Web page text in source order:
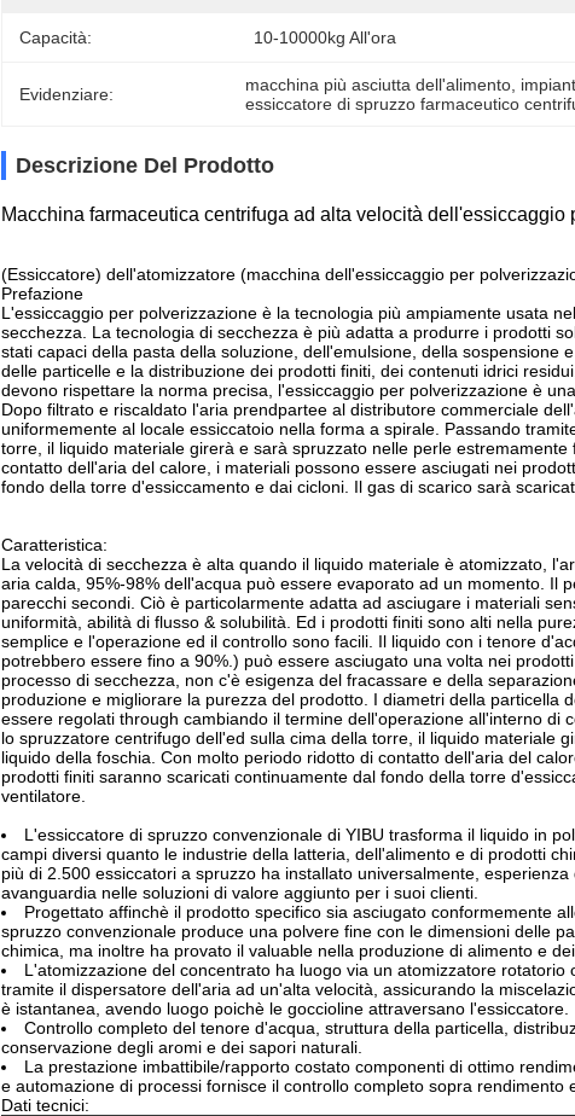
Capacità: 10-10000kg All'ora
Evidenziare: macchina più asciutta dell'alimento
essiccatore di spruzzo farmaceutico
Descrizione Del Prodotto
Macchina farmaceutica centrifuga ad alta velocità
(Essiccatore) dell'atomizzatore (macchina dell'essiccaggio per
Prefazione
L'essiccaggio per polverizzazione è la tecnologia più ampiamente usata
secchezza. La tecnologia di secchezza è più adatta a produrre i prodotti
stati capaci della pasta della soluzione, dell'emulsione, della sospensione
delle particelle e la distribuzione dei prodotti finiti, dei contenuti idrici
devono rispettare la norma precisa, l'essiccaggio per polverizzazione è
Dopo filtrato e riscaldato l'aria prendpartee al distributore commerciale
uniformemente al locale essiccatoio nella forma a spirale. Passando
torre, il liquido materiale girerà e sarà spruzzato nelle perle
contatto dell'aria del calore, i materiali possono essere asciugati nei
fondo della torre d'essiccamento e dai cicloni. Il gas di scarico sarà
Caratteristica:
La velocità di secchezza è alta quando il liquido materiale è atomizzato,
aria calda, 95%-98% dell'acqua può essere evaporato ad un momento. Il
parecchi secondi. Ciò è particolarmente adatta ad asciugare i materiali
uniformità, abilità di flusso & solubilità. Ed i prodotti finiti sono alti nella
semplice e l'operazione ed il controllo sono facili. Il liquido con i tenore
potrebbero essere fino a 90%.) può essere asciugato una volta nei
processo di secchezza, non c'è esigenza del fracassare e della
produzione e migliorare la purezza del prodotto. I diametri della particella
essere regolati through cambiando il termine dell'operazione all'interno di
lo spruzzatore centrifugo dell'ed sulla cima della torre, il liquido materiale
liquido della foschia. Con molto periodo ridotto di contatto dell'aria del
prodotti finiti saranno scaricati continuamente dal fondo della torre
ventilatore.
L'essiccatore di spruzzo convenzionale di YIBU trasforma il liquido in
campi diversi quanto le industrie della latteria, dell'alimento e di prodotti
più di 2.500 essiccatori a spruzzo ha installato universalmente,
avanguardia nelle soluzioni di valore aggiunto per i suoi clienti.
Progettato affinchè il prodotto specifico sia asciugato conformemente
spruzzo convenzionale produce una polvere fine con le dimensioni delle
chimica, ma inoltre ha provato il valuable nella produzione di alimento e
L'atomizzazione del concentrato ha luogo via un atomizzatore
tramite il dispersatore dell'aria ad un'alta velocità, assicurando la
è istantanea, avendo luogo poichè le goccioline attraversano l'essiccatore.
Controllo completo del tenore d'acqua, struttura della particella,
conservazione degli aromi e dei sapori naturali.
La prestazione imbattibile/rapporto costato componenti di ottimo
e automazione di processi fornisce il controllo completo sopra rendimento
Dati tecnici: